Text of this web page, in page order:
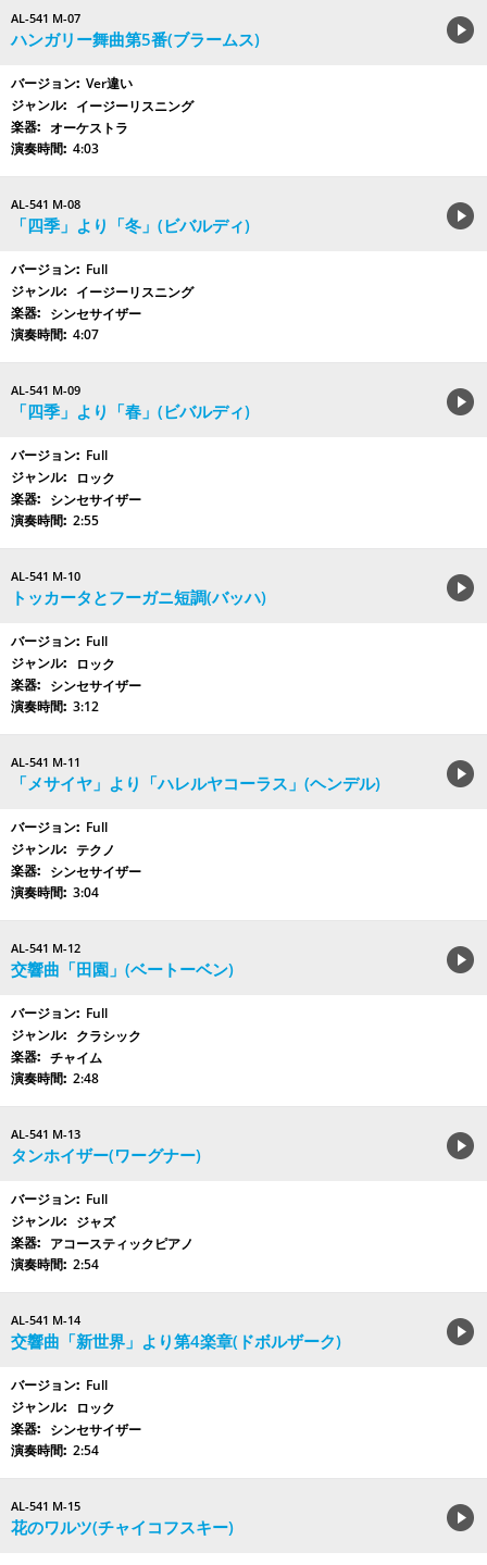
AL-541 M-07
ハンガリー舞曲第5番(ブラームス)
Ver違い
イージーリスニング
オーケストラ
4:03
AL-541 M-08
「四季」より「冬」(ビバルディ)
Full
イージーリスニング
シンセサイザー
4:07
AL-541 M-09
「四季」より「春」(ビバルディ)
Full
ロック
シンセサイザー
2:55
AL-541 M-10
トッカータとフーガニ短調(バッハ)
Full
ロック
シンセサイザー
3:12
AL-541 M-11
「メサイヤ」より「ハレルヤコーラス」(ヘンデル)
Full
テクノ
シンセサイザー
3:04
AL-541 M-12
交響曲「田園」(ベートーベン)
Full
クラシック
チャイム
2:48
AL-541 M-13
タンホイザー(ワーグナー)
Full
ジャズ
アコースティックピアノ
2:54
AL-541 M-14
交響曲「新世界」より第4楽章(ドボルザーク)
Full
ロック
シンセサイザー
2:54
AL-541 M-15
花のワルツ(チャイコフスキー)